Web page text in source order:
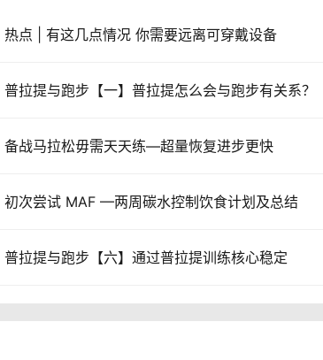
热点 | 有这几点情况 你需要远离可穿戴设备
普拉提与跑步【一】普拉提怎么会与跑步有关系？
备战马拉松毋需天天练—超量恢复进步更快
初次尝试 MAF —两周碳水控制饮食计划及总结
普拉提与跑步【六】通过普拉提训练核心稳定